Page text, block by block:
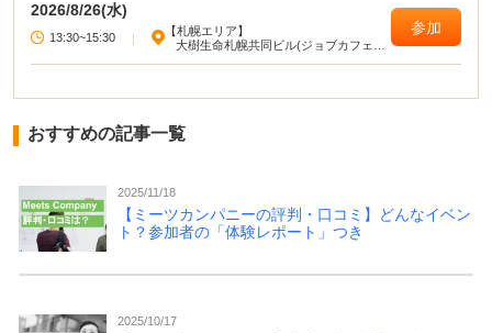
2026/8/26(水)
13:30~15:30 |
【札幌エリア】
大樹生命札幌共同ビル(ジョブカフェ北
参加
おすすめの記事一覧
2025/11/18
【ミーツカンパニーの評判・口コミ】どんなイベン
ト？参加者の「体験レポート」つき
2025/10/17